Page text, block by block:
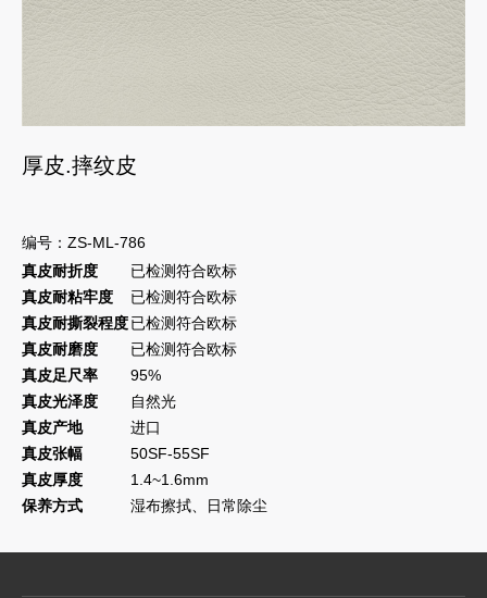
厚皮.摔纹皮
编号：ZS-ML-786
真皮耐折度
已检测符合欧标
真皮耐粘牢度
已检测符合欧标
真皮耐撕裂程度已检测符合欧标
真皮耐磨度
已检测符合欧标
真皮足尺率
95%
真皮光泽度
自然光
真皮产地
进口
真皮张幅
50SF-55SF
真皮厚度
1.4~1.6mm
保养方式
湿布擦拭、日常除尘